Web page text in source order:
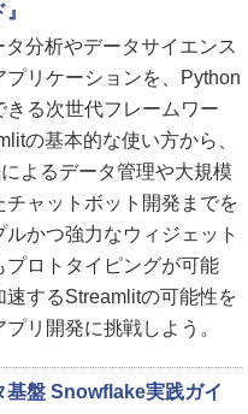
分析やデータサイエンス
プリケーションを、Python
きる次世代フレームワー
の基本的な使い方から、
よるデータ管理や大規模
ャットボット開発までを
かつ強力なウィジェット
プロトタイピングが可能
速するStreamlitの可能性を
リ開発に挑戦しよう。
基盤 Snowflake実践ガイ